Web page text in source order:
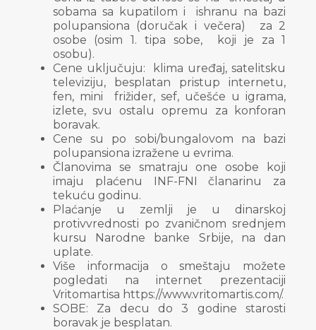
sobama sa kupatilom i ishranu na bazi
polupansiona (doručak i večera) za 2
osobe (osim 1. tipa sobe, koji je za 1
osobu).
Cene uključuju: klima uređaj, satelitsku
televiziju, besplatan pristup internetu,
fen, mini frižider, sef, učešće u igrama,
izlete, svu ostalu opremu za konforan
boravak.
Cene su po sobi/bungalovom na bazi
polupansiona izražene u evrima.
Članovima se smatraju one osobe koji
imaju plaćenu INF-FNI članarinu za
tekuću godinu.
Plaćanje u zemlji je u dinarskoj
protivvrednosti po zvaničnom srednjem
kursu Narodne banke Srbije, na dan
uplate.
Više informacija o smeštaju možete
pogledati na internet prezentaciji
Vritomartisa https://www.vritomartis.com/.
SOBE: Za decu do 3 godine starosti
boravak je besplatan.